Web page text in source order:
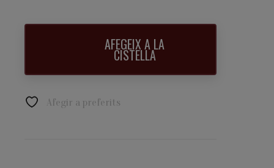
AFEGEIX A LA
CISTELLA
Afegir a preferits